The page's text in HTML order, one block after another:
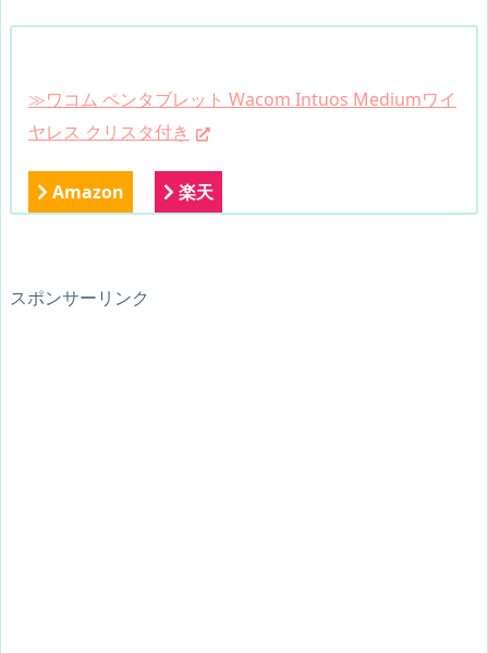
≫ワコム ペンタブレット Wacom Intuos Mediumワイ
ヤレス クリスタ付き
Amazon 楽天
スポンサーリンク